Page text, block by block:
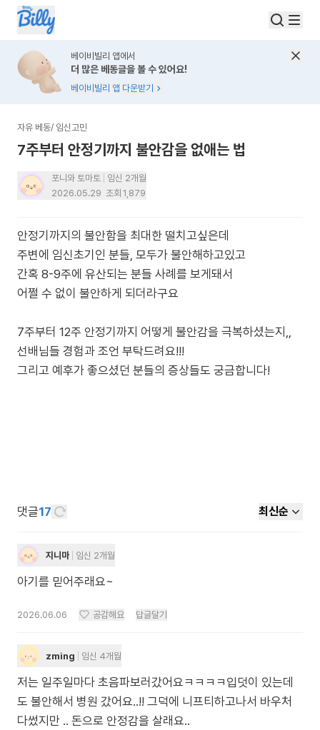
베이비빌리 앱에서
더 많은 베동글을 볼 수 있어요!
베이비빌리 앱 다운받기
자유 베동/ 임신고민
7주부터 안정기까지 불안감을 없애는 법
포니와 토마토
임신 2개월
2026.05.29 조회 1,879
안정기까지의 불안함을 최대한 떨치고싶은데
주변에 임신초기인 분들, 모두가 불안해하고있고
간혹 8-9주에 유산되는 분들 사례를 보게돼서
어쩔 수 없이 불안하게 되더라구요
7주부터 12주 안정기까지 어떻게 불안감을 극복하셨는지,,
선배님들 경험과 조언 부탁드려요!!!
그리고 예후가 좋으셨던 분들의 증상들도 궁금합니다!
댓글17 최신순
지니마 임신 2개월
아기를 믿어주래요~
2026.06.06 공감해요 답글달기
zming 임신 4개월
저는 일주일마다 초음파보러갔어요ㅋㅋㅋㅋ입덧이 있는데
도 불안해서 병원 갔어요..!! 그덕에 니프티하고나서 바우처
다썼지만 .. 돈으로 안정감을 살래요..